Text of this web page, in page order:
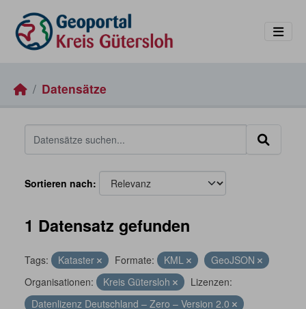
Datensätze
Sortieren nach
1 Datensatz gefunden
Tags: Kataster Formate: KML
GeoJSON
Organisationen:
Kreis Gütersloh
Lizenzen:
Datenlizenz Deutschland – Zero – Version 2.0